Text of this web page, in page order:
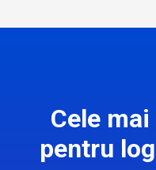
Cele
pentru